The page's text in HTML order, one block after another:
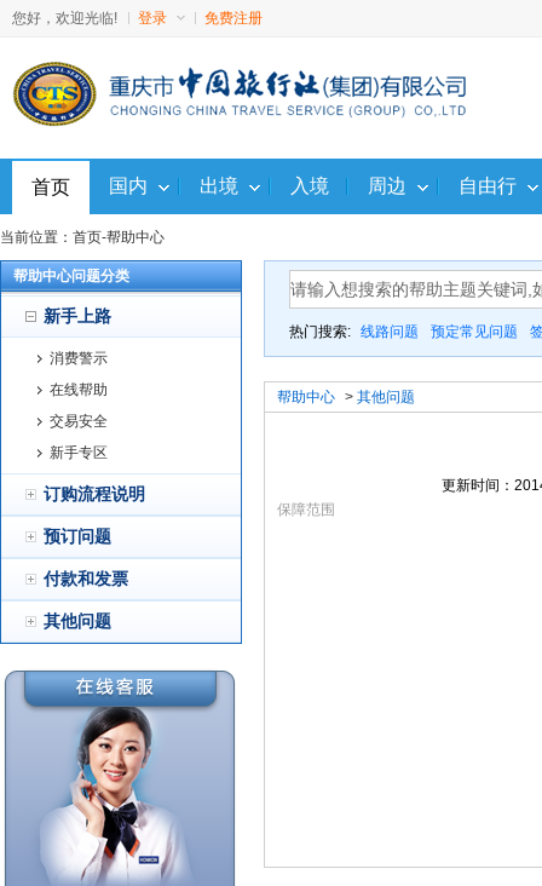
您好，欢迎光临! 登录 免费注册
首页 国内 出境 入境 周边 自由行
当前位置： 首页-帮助中心
帮助中心问题分类
新手上路
消费警示
在线帮助
交易安全
新手专区
订购流程说明
预订问题
付款和发票
其他问题
热门搜索: 线路问题 预定常见问题
帮助中心 > 其他问题
更新时间：
保障范围